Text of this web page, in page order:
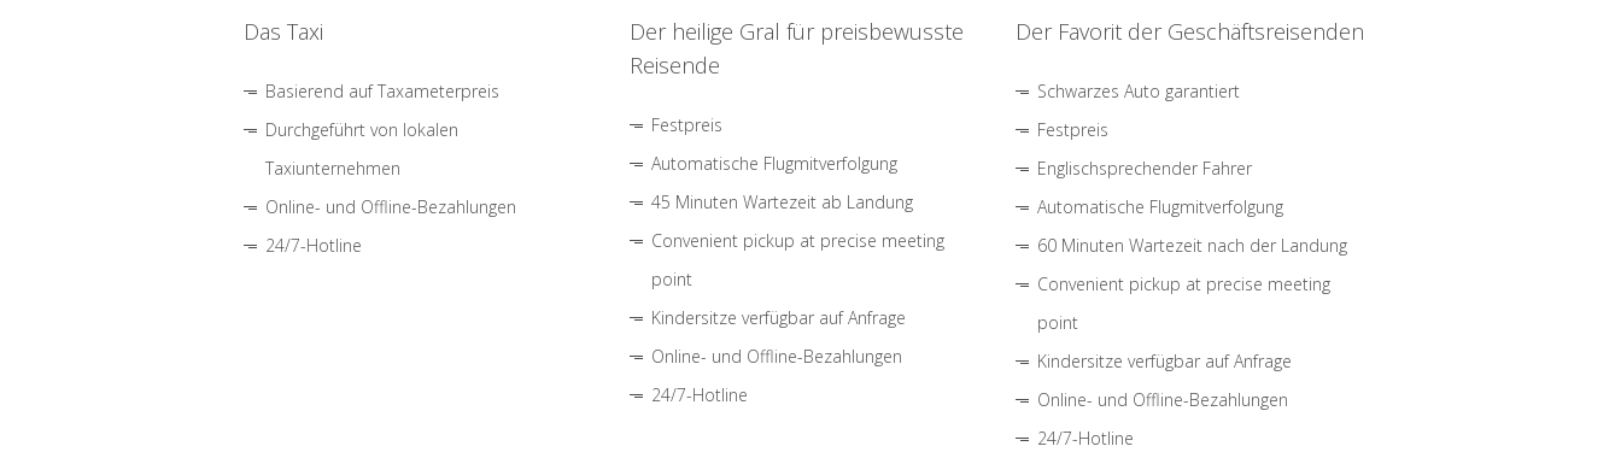
Das Taxi
Basierend auf Taxameterpreis
Durchgeführt von lokalen
Taxiunternehmen
Online- und Offline-Bezahlungen
24/7-Hotline
Der heilige Gral für preisbewusste
Reisende
Festpreis
Automatische Flugmitverfolgung
45 Minuten Wartezeit ab Landung
Convenient pickup at precise meeting
point
Kindersitze verfügbar auf Anfrage
Online- und Offline-Bezahlungen
24/7-Hotline
Der Favorit der Geschäftsreisenden
Schwarzes Auto garantiert
Festpreis
Englischsprechender Fahrer
Automatische Flugmitverfolgung
60 Minuten Wartezeit nach der Landung
Convenient pickup at precise meeting
point
Kindersitze verfügbar auf Anfrage
Online- und Offline-Bezahlungen
24/7-Hotline